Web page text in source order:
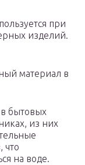
при
изделий.
материал в
бытовых
из них
что
на воде.